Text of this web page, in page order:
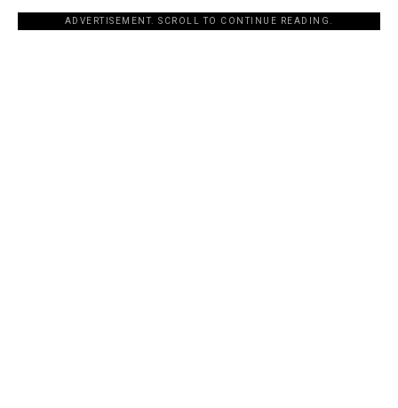
ADVERTISEMENT. SCROLL TO CONTINUE READING.